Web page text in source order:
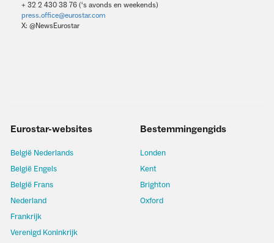
+ 32 2 430 38 76 (‘s avonds en weekends)
press.office@eurostar.com
X: @NewsEurostar
Eurostar-websites
België Nederlands
België Engels
België Frans
Nederland
Frankrijk
Verenigd Koninkrijk
Bestemmingengids
Londen
Kent
Brighton
Oxford